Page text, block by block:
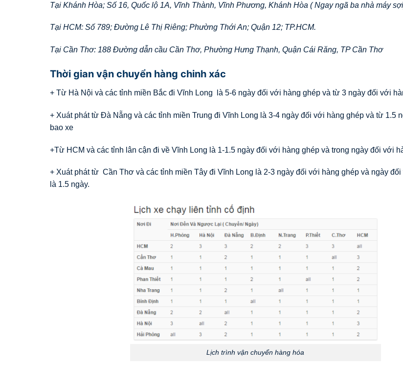
Tại Khánh Hòa; Số 16, Quốc lộ 1A, Vĩnh Thành, Vĩnh Phương, Khánh Hòa ( Ngay ngã ba nhà máy
Tại HCM: Số 789; Đường Lê Thị Riêng; Phường Thới An; Quận 12; TP.HCM.
Tại Cần Thơ: 188 Đường dẫn cầu Cần Thơ, Phường Hưng Thạnh, Quận Cái Răng, TP Cần Thơ
Thời gian vận chuyển hàng chinh xác
+ Từ Hà Nội và các tỉnh miền Bắc đi Vĩnh Long là 5-6 ngày đối với hàng ghép và từ 3 ngày đối với
+ Xuát phát từ Đà Nẵng và các tỉnh miền Trung đi Vĩnh Long là 3-4 ngày đối với hàng ghép và từ 1.5
bao xe
+Từ HCM và các tỉnh lân cận đi về Vĩnh Long là 1-1.5 ngày đối với hàng ghép và trong ngày đối với
+ Xuát phát từ Cần Thơ và các tỉnh miền Tây đi Vĩnh Long là 2-3 ngày đối với hàng ghép và ngày
là 1.5 ngày.
Lịch trình vận chuyển hàng hóa